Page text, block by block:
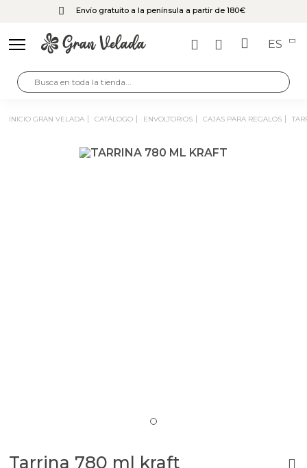
Envío gratuito a la península a partir de 180€
ES
INICIO GRAN VELADA CATÁLOGO ENVOLTORIOS CAJAS PARA REGALOS
Tarrina 780 ml kraft